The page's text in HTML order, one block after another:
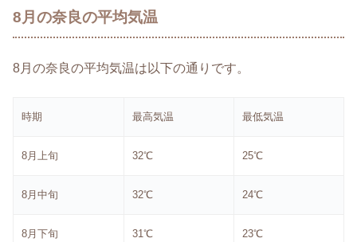
8月の奈良の平均気温
8月の奈良の平均気温は以下の通りです。
時期 最高気温 最低気温
8月上旬 32℃ 25℃
8月中旬 32℃ 24℃
8月下旬 31℃ 23℃